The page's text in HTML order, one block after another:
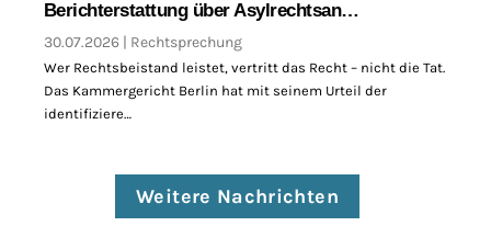
Berichterstattung über Asylrechtsan…
30.07.2026 Rechtsprechung
Wer Rechtsbeistand leistet, vertritt das Recht – nicht die Tat.
Das Kammergericht Berlin hat mit seinem Urteil der
identifiziere…
Weitere Nachrichten